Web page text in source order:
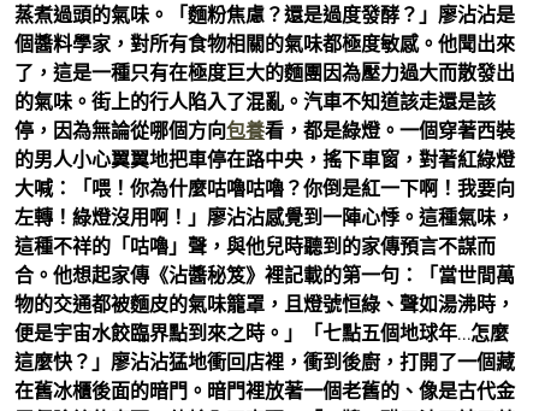
蒸煮過頭的氣味。「麵粉焦慮？還是過度發酵？」廖沾沾是
個醬料學家，對所有食物相關的氣味都極度敏感。他聞出來
了，這是一種只有在極度巨大的麵團因為壓力過大而散發出
的氣味。街上的行人陷入了混亂。汽車不知道該走還是該
停，因為無論從哪個方向包養看，都是綠燈。一個穿著西裝
的男人小心翼翼地把車停在路中央，搖下車窗，對著紅綠燈
大喊：「喂！你為什麼咕嚕咕嚕？你倒是紅一下啊！我要向
左轉！綠燈沒用啊！」廖沾沾感覺到一陣心悸。這種氣味，
這種不祥的「咕嚕」聲，與他兒時聽到的家傳預言不謀而
合。他想起家傳《沾醬秘笈》裡記載的第一句：「當世間萬
物的交通都被麵皮的氣味籠罩，且燈號恒綠、聲如湯沸時，
便是宇宙水餃臨界點到來之時。」「七點五個地球年…怎麼
這麼快？」廖沾沾猛地衝回店裡，衝到後廚，打開了一個藏
在舊冰櫃後面的暗門。暗門裡放著一個老舊的、像是古代金